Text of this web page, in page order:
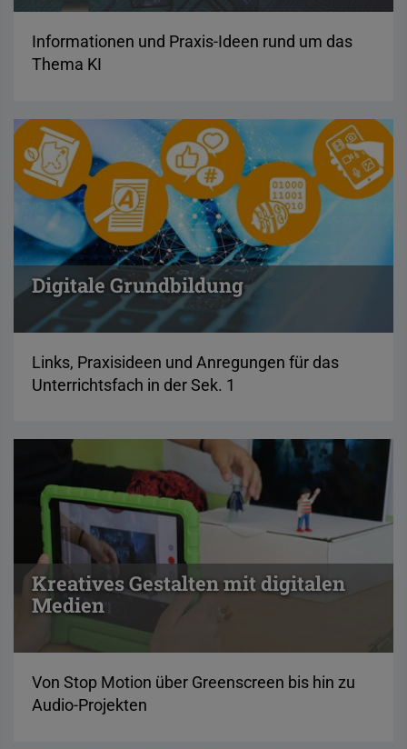
Informationen und Praxis-Ideen rund um das
Thema KI
Digitale Grundbildung
Links, Praxisideen und Anregungen für das
Unterrichtsfach in der Sek. 1
Kreatives Gestalten mit digitalen
Medien
Von Stop Motion über Greenscreen bis hin zu
Audio-Projekten